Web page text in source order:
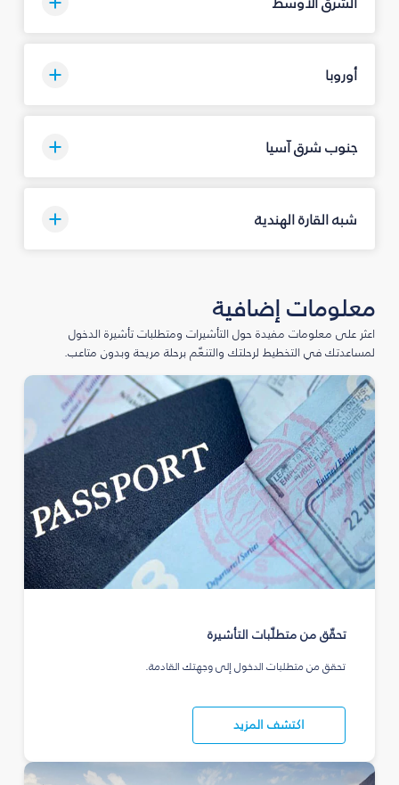
أوروبا
جنوب شرق آسيا
شبه القارة الهندية
معلومات إضافية
اعثر على معلومات مفيدة حول التأشيرات ومتطلبات تأشيرة الدخول
لمساعدتك في التخطيط لرحلتك والتنعّم برحلة مريحة وبدون متاعب.
تحقّق من متطلّبات التأشيرة
تحقق من متطلبات الدخول إلى وجهتك القادمة.
اكتشف المزيد